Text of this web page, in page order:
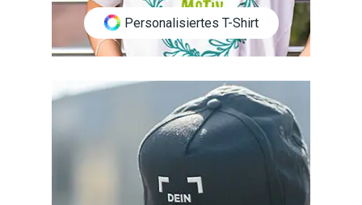
Personalisiertes T-Shirt